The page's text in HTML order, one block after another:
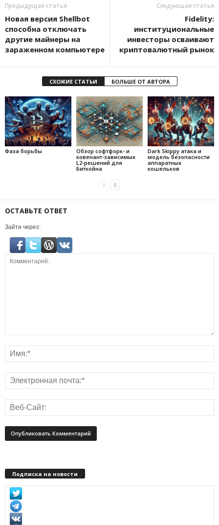
Предыдущая статья
Новая версия Shellbot
способна отключать
другие майнеры на
зараженном компьютере
Следующая статья
Fidelity:
институциональные
инвесторы осваивают
криптовалютный рынок
СХОЖИЕ СТАТЬИ БОЛЬШЕ ОТ АВТОРА
Фаза борьбы
Обзор софтфорк- и
ковенант-зависимых
L2-решений для
Биткойна
Dark Skippy атака и
модель безопасности
аппаратных
кошельков
ОСТАВЬТЕ ОТВЕТ
Зайти через:
Подписка на новости